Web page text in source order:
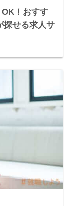
OK！おすす
探せる求人サ